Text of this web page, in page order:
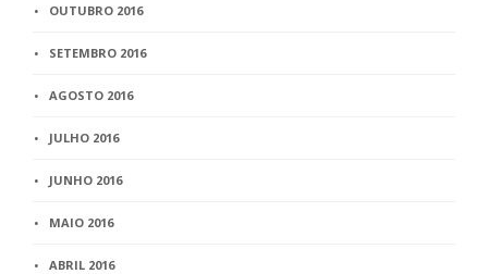
OUTUBRO 2016
SETEMBRO 2016
AGOSTO 2016
JULHO 2016
JUNHO 2016
MAIO 2016
ABRIL 2016